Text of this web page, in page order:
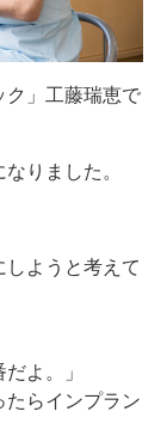
ク」工藤瑞恵で
りました。
ようと考えて
よ。」
たらインプラン